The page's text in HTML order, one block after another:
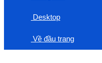
Desktop
Về đầu trang